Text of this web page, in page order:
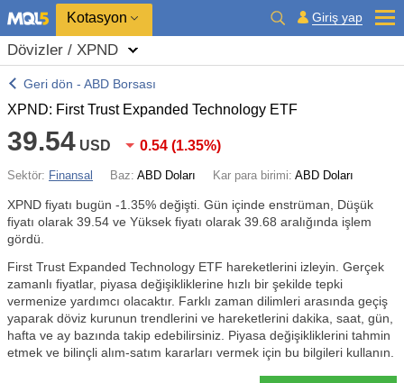
Kotasyon Giriş yap
Dövizler / XPND
Geri dön - ABD Borsası
XPND: First Trust Expanded Technology ETF
39.54 USD 0.54 (1.35%)
Sektör: Finansal Baz: ABD Doları Kar para birimi: ABD Doları
XPND fiyatı bugün -1.35% değişti. Gün içinde enstrüman, Düşük
fiyatı olarak 39.54 ve Yüksek fiyatı olarak 39.68 aralığında işlem
gördü.
First Trust Expanded Technology ETF hareketlerini izleyin. Gerçek
zamanlı fiyatlar, piyasa değişikliklerine hızlı bir şekilde tepki
vermenize yardımcı olacaktır. Farklı zaman dilimleri arasında geçiş
yaparak döviz kurunun trendlerini ve hareketlerini dakika, saat, gün,
hafta ve ay bazında takip edebilirsiniz. Piyasa değişikliklerini tahmin
etmek ve bilinçli alım-satım kararları vermek için bu bilgileri kullanın.